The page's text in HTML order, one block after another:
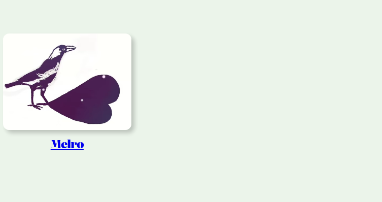
Melro